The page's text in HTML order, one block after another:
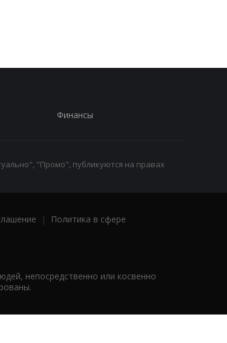
Финансы
"Промо", публикуются на правах
|
Политика в сфере
непосредственно или косвенно